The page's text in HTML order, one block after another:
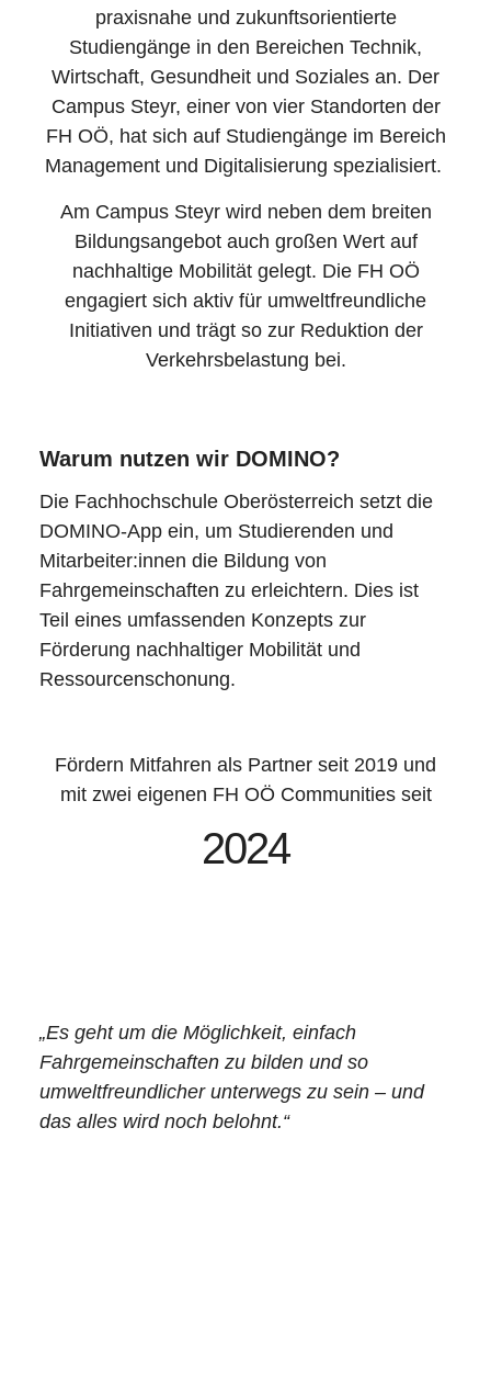
praxisnahe und zukunftsorientierte
Studiengänge in den Bereichen Technik,
Wirtschaft, Gesundheit und Soziales an. Der
Campus Steyr, einer von vier Standorten der
FH OÖ, hat sich auf Studiengänge im Bereich
Management und Digitalisierung spezialisiert.
Am Campus Steyr wird neben dem breiten
Bildungsangebot auch großen Wert auf
nachhaltige Mobilität gelegt. Die FH OÖ
engagiert sich aktiv für umweltfreundliche
Initiativen und trägt so zur Reduktion der
Verkehrsbelastung bei.
Fördern Mitfahren als Partner seit 2019 und
mit zwei eigenen FH OÖ Communities seit
2024
Warum nutzen wir DOMINO?
Die Fachhochschule Oberösterreich setzt die
DOMINO-App ein, um Studierenden und
Mitarbeiter:innen die Bildung von
Fahrgemeinschaften zu erleichtern. Dies ist
Teil eines umfassenden Konzepts zur
Förderung nachhaltiger Mobilität und
Ressourcenschonung.
„Es geht um die Möglichkeit, einfach
Fahrgemeinschaften zu bilden und so
umweltfreundlicher unterwegs zu sein – und
das alles wird noch belohnt.“